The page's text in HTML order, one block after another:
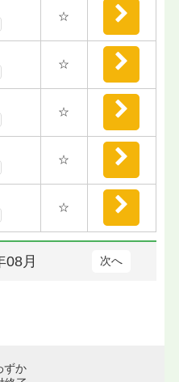
☆
☆
☆
☆
☆
08月 次へ
ずか